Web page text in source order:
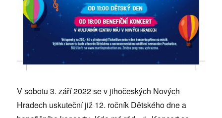
V sobotu 3. září 2022 se v jihočeských Nových
Hradech uskuteční již 12. ročník Dětského dne a